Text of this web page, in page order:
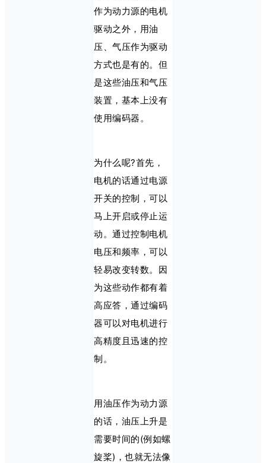
作为动力源的电机
驱动之外，用油
压、气压作为驱动
方式也是有的。但
是这些油压和气压
装置，基本上没有
使用编码器。
为什么呢?首先，
电机的话通过电源
开关的控制，可以
马上开启或停止运
动。通过控制电机
电压和频率，可以
轻易改变转数。因
为这些动作都有着
高应答，通过编码
器可以对电机进行
高精度且迅速的控
制。
用油压作为动力源
的话，油压上升是
需要时间的(例如螺
旋桨)，也就无法像